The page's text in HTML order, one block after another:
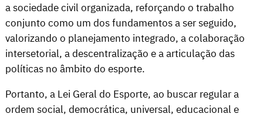
a sociedade civil organizada, reforçando o trabalho
conjunto como um dos fundamentos a ser seguido,
valorizando o planejamento integrado, a colaboração
intersetorial, a descentralização e a articulação das
políticas no âmbito do esporte.
Portanto, a Lei Geral do Esporte, ao buscar regular a
ordem social, democrática, universal, educacional e